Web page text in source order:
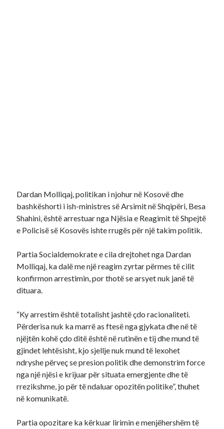
Dardan Molliqaj, politikan i njohur në Kosovë dhe
bashkëshorti i ish-ministres së Arsimit në Shqipëri, Besa
Shahini, është arrestuar nga Njësia e Reagimit të Shpejtë
e Policisë së Kosovës ishte rrugës për një takim politik.
Partia Socialdemokrate e cila drejtohet nga Dardan
Molliqaj, ka dalë me një reagim zyrtar përmes të cilit
konfirmon arrestimin, por thotë se arsyet nuk janë të
dituara.
“Ky arrestim është totalisht jashtë çdo racionaliteti.
Përderisa nuk ka marrë as ftesë nga gjykata dhe në të
njëjtën kohë çdo ditë është në rutinën e tij dhe mund të
gjindet lehtësisht, kjo sjellje nuk mund të lexohet
ndryshe përveç se presion politik dhe demonstrim force
nga një njësi e krijuar për situata emergjente dhe të
rrezikshme, jo për të ndaluar opozitën politike”, thuhet
në komunikatë.
Partia opozitare ka kërkuar lirimin e menjëhershëm të